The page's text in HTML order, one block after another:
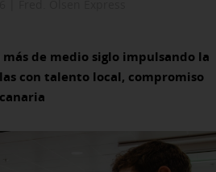
de medio siglo impulsando la
con talento local, compromiso